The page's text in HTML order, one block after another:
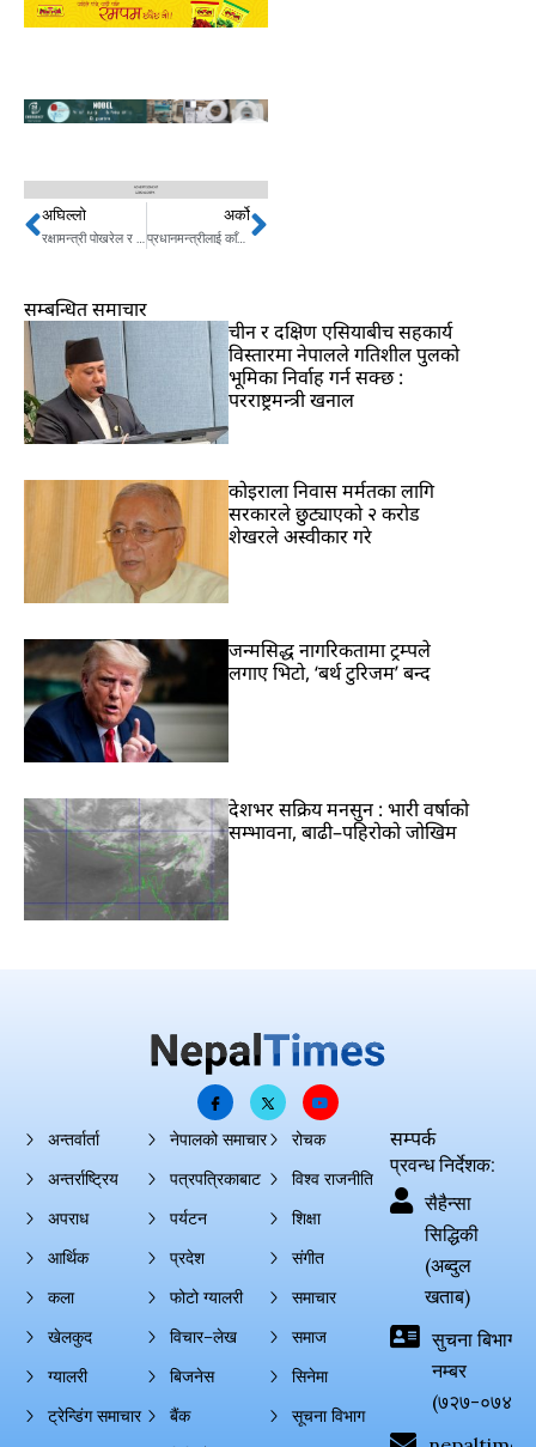
Prev
अघिल्लो
रक्षामन्त्री पोखरेल र बेल्जियमकी राजकुमारी अस्त्रिदबीच भेटवार्ता
अर्को
प्रधानमन्त्रीलाई काँग्रेस सभापतिको दुखेसो – म त बर्वाद भएँ नि यार ! Next
सम्बन्धित समाचार
चीन र दक्षिण एसियाबीच सहकार्य
विस्तारमा नेपालले गतिशील पुलको
भूमिका निर्वाह गर्न सक्छ :
परराष्ट्रमन्त्री खनाल
कोइराला निवास मर्मतका लागि
सरकारले छुट्याएको २ करोड
शेखरले अस्वीकार गरे
जन्मसिद्ध नागरिकतामा ट्रम्पले
लगाए भिटो, ‘बर्थ टुरिजम’ बन्द
देशभर सक्रिय मनसुन : भारी वर्षाको
सम्भावना, बाढी–पहिरोको जोखिम
अन्तर्वार्ता
अन्तर्राष्ट्रिय
अपराध
आर्थिक
कला
खेलकुद
ग्यालरी
ट्रेन्डिंग समाचार
नेपालको समाचार
पत्रपत्रिकाबाट
पर्यटन
प्रदेश
फोटो ग्यालरी
विचार–लेख
बिजनेस
बैंक
रोचक
विश्व राजनीति
शिक्षा
संगीत
समाचार
समाज
सिनेमा
सूचना विभाग
सम्पर्क
प्रवन्ध निर्देशक:
सैहैन्सा
सिद्धिकी
(अब्दुल
खताब)
सुचना बिभाग
नम्बर
(७२७-०७४-